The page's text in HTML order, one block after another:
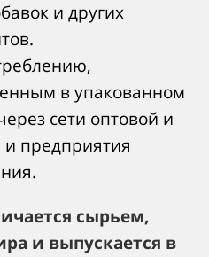
и других
в упакованном
сети оптовой и
и предприятия
сырьем,
и выпускается в